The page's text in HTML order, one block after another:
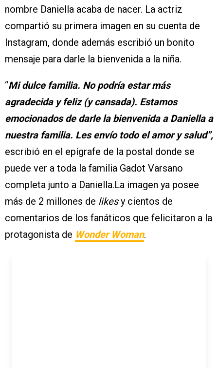
nombre Daniella acaba de nacer. La actriz
compartió su primera imagen en su cuenta de
Instagram, donde además escribió un bonito
mensaje para darle la bienvenida a la niña.
“Mi dulce familia. No podría estar más
agradecida y feliz (y cansada). Estamos
emocionados de darle la bienvenida a Daniella a
nuestra familia. Les envío todo el amor y salud”,
escribió en el epígrafe de la postal donde se
puede ver a toda la familia Gadot Varsano
completa junto a Daniella.La imagen ya posee
más de 2 millones de likesy cientos de
comentarios de los fanáticos que felicitaron a la
protagonista de Wonder Woman.